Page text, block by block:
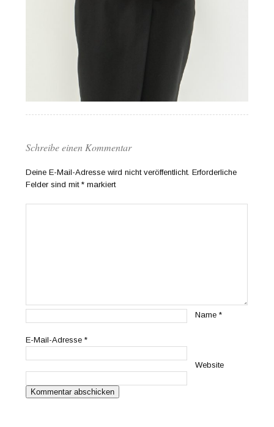
Schreibe einen Kommentar
Deine E-Mail-Adresse wird nicht veröffentlicht. Erforderliche
Felder sind mit* markiert
Name*
E-Mail-Adresse*
Website